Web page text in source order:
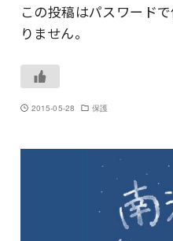
この投稿はパスワード
りません。
2015-05-28 保護